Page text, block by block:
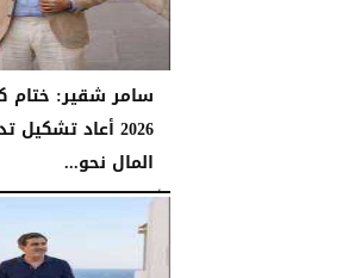
سامر شقير: ختام
2026 أعاد
المال نحو...
الأحد، 26 يوليو 2026 06:53 مـ